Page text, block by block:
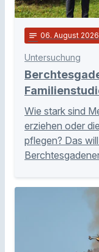
notes 06. August
Untersuchung
Wie stark sind
erziehen oder
pflegen? Das